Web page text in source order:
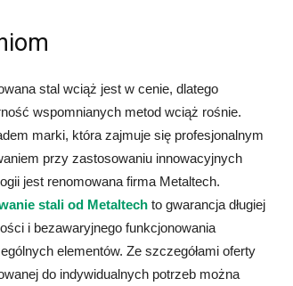
stal wciąż jest w cenie, dlatego
wspomnianych metod wciąż rośnie.
marki, która zajmuje się profesjonalnym
przy zastosowaniu innowacyjnych
jest renomowana firma Metaltech.
stali od Metaltech to gwarancja długiej
i bezawaryjnego funkcjonowania
elementów. Ze szczegółami oferty
do indywidualnych potrzeb można